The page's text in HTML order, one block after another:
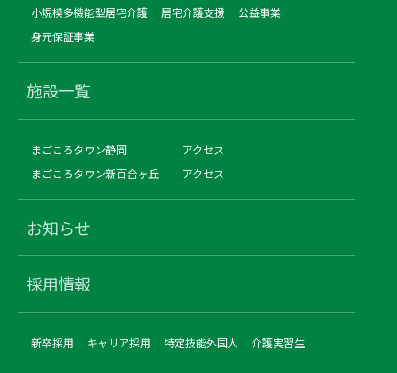
小規模多機能型居宅介護
居宅介護支援
公益事業
身元保証事業
施設一覧
まごころタウン静岡
アクセス
まごころタウン新百合ヶ丘
アクセス
お知らせ
採用情報
新卒採用 キャリア採用 特定技能外国人 介護実習生